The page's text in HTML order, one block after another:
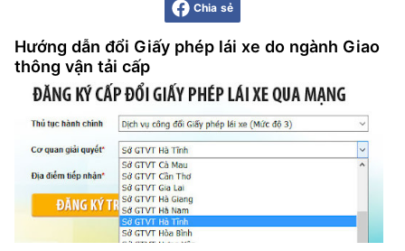
Chia sẻ
Hướng dẫn đổi Giấy phép lái xe do ngành Giao
thông vận tải cấp